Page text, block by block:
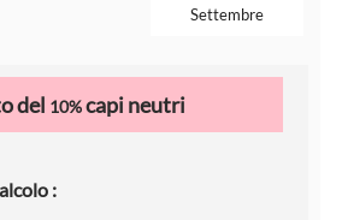
Settembre
del 10%capi neutri
: